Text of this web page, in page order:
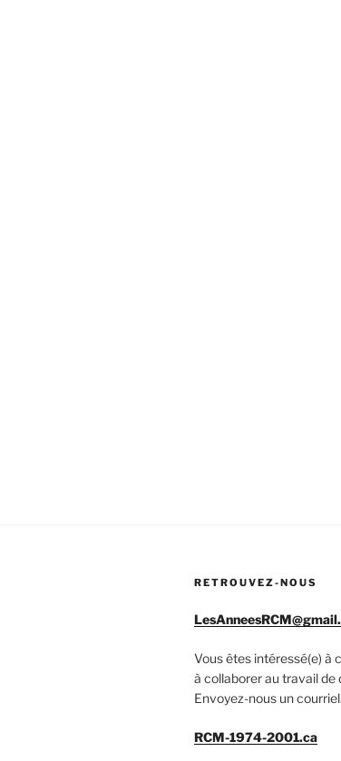
RETROUVEZ-NOUS
Vous êtes intéressé(e) à
à collaborer au travail
Envoyez-nous un courriel.
RCM-1974-2001.ca